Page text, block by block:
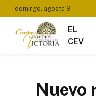
domingo, agosto 9
EL
CEV
Nuevo